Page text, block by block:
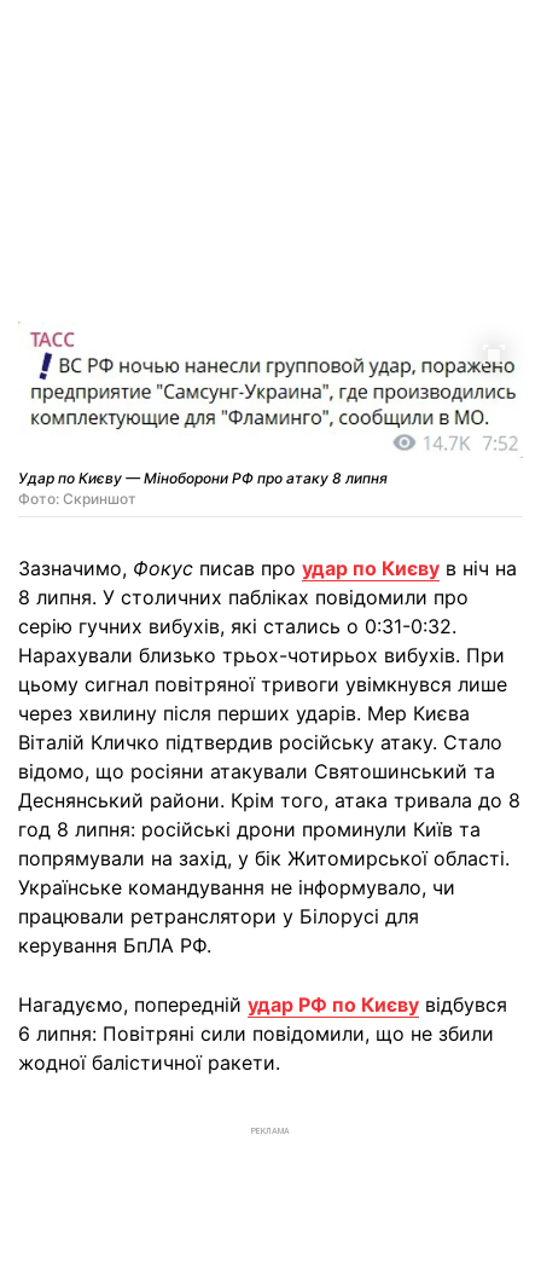
Удар по Києву — Міноборони РФ про атаку 8 липня
Фото: Скриншот
Зазначимо, Фокус писав про удар по Києву в ніч на
8 липня. У столичних пабліках повідомили про
серію гучних вибухів, які стались о 0:31-0:32.
Нарахували близько трьох-чотирьох вибухів. При
цьому сигнал повітряної тривоги увімкнувся лише
через хвилину після перших ударів. Мер Києва
Віталій Кличко підтвердив російську атаку. Стало
відомо, що росіяни атакували Святошинський та
Деснянський райони. Крім того, атака тривала до 8
год 8 липня: російські дрони проминули Київ та
попрямували на захід, у бік Житомирської області.
Українське командування не інформувало, чи
працювали ретранслятори у Білорусі для
керування БпЛА РФ.
Нагадуємо, попередній удар РФ по Києву відбувся
6 липня: Повітряні сили повідомили, що не збили
жодної балістичної ракети.
РЕКЛАМА